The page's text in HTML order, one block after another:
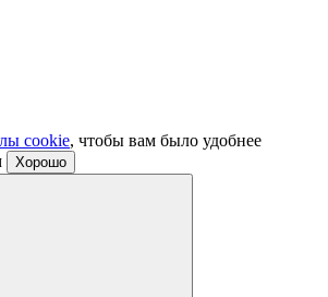
cookie, чтобы вам было удобнее
Хорошо